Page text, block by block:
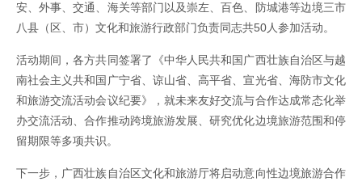
安、外事、交通、海关等部门以及崇左、百色、防城港等边境三市
八县（区、市）文化和旅游行政部门负责同志共50人参加活动。
活动期间，各方共同签署了《中华人民共和国广西壮族自治区与越
南社会主义共和国广宁省、谅山省、高平省、宣光省、海防市文化
和旅游交流活动会议纪要》，就未来友好交流与合作达成常态化举
办交流活动、合作推动跨境旅游发展、研究优化边境旅游范围和停
留期限等多项共识。
下一步，广西壮族自治区文化和旅游厅将启动意向性边境旅游合作